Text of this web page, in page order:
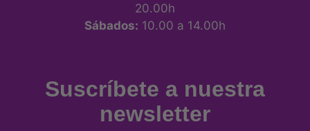
20.00h
Sábados: 10.00 a 14.00h
Suscríbete a nuestra
newsletter